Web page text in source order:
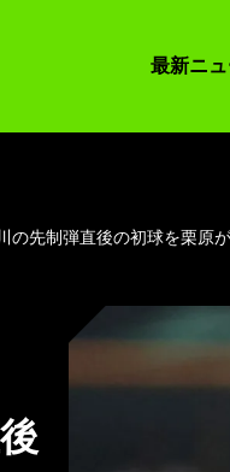
最新ニ
の先制弾直後の初球を栗原